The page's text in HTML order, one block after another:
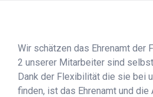
Wir schätzen das Ehrenamt der
2 unserer Mitarbeiter sind
Dank der Flexibilität die sie bei
finden, ist das Ehrenamt und